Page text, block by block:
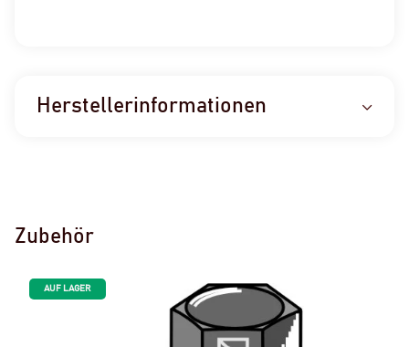
Herstellerinformationen
Zubehör
AUF LAGER